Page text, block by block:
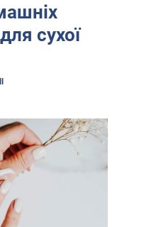
сухої